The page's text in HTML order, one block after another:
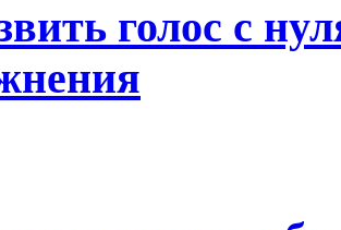
голос с